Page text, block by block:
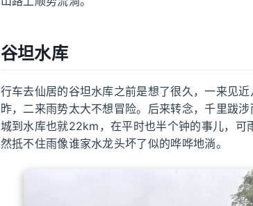
谷坦水库
行车去仙居的谷坦水库之前是想了很久，一来见
昨，二来雨势太大不想冒险。后来转念，千里跋
城到水库也就22km，在平时也半个钟的事儿，可
然抵不住雨像谁家水龙头坏了似的哗哗地淌。